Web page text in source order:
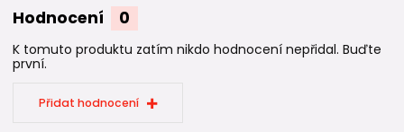
Hodnocení 0
K tomuto produktu zatím nikdo hodnocení nepřidal. Buďte
první.
Přidat hodnocení